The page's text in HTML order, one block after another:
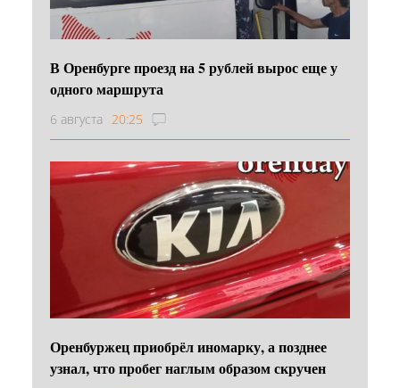
В Оренбурге проезд на 5 рублей вырос еще у
одного маршрута
6 августа 20:25
Оренбуржец приобрёл иномарку, а позднее
узнал, что пробег наглым образом скручен